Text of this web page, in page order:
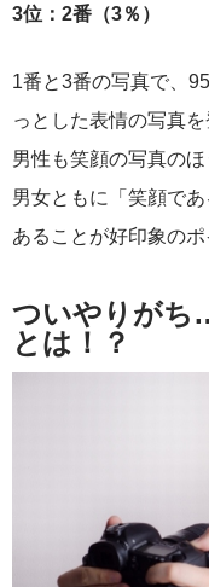
3位：2番（3％）
1番と3番の写真で、
っとした表情の写真
男性も笑顔の写真のほ
男女ともに「笑顔で
あることが好印象のポ
ついやりがち
とは！？